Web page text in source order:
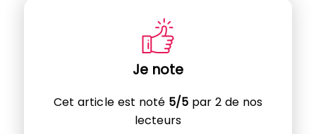
Je note
Cet article est noté 5/5 par 2 de nos
lecteurs